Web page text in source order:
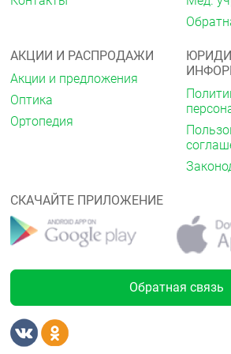
достигается через 4-6 часов.
эффект валсартана сохраняется в
применении валсартана
АД, вне зависимости от дозы,
4 недели и поддерживается на
в ходе длительной терапии.
применение с
достичь значимого
резким повышением АД или
есть синдром «отмены» не
пациентов с АГ, сахарным
нефропатией, принимающих
320 мг/сут отмечается
Применение после острого
пациентов старше 18 лет
При применении валсартана в
началом приёма от 12 часов до 10
АКЦИИ И РАСПРОДАЖИ
Акции и предложения
Оптика
Ортопедия
СКАЧАЙТЕ ПРИЛОЖЕНИЕ
Обратная связь